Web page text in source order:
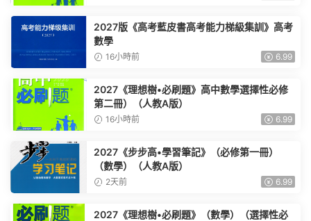
2027版《高考藍皮書高考能力梯級集訓》高考
數學
16小時前 6.99
2027《理想樹•必刷題》高中數學選擇性必修
第二冊）（人教A版）
16小時前 6.99
2027《步步高•學習筆記》（必修第一冊）
（數學）（人教A版）
2天前 6.99
2027《理想樹•必刷題》（數學）（選擇性必